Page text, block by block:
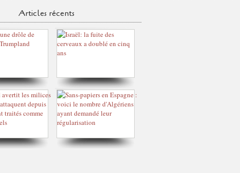
Articles récents